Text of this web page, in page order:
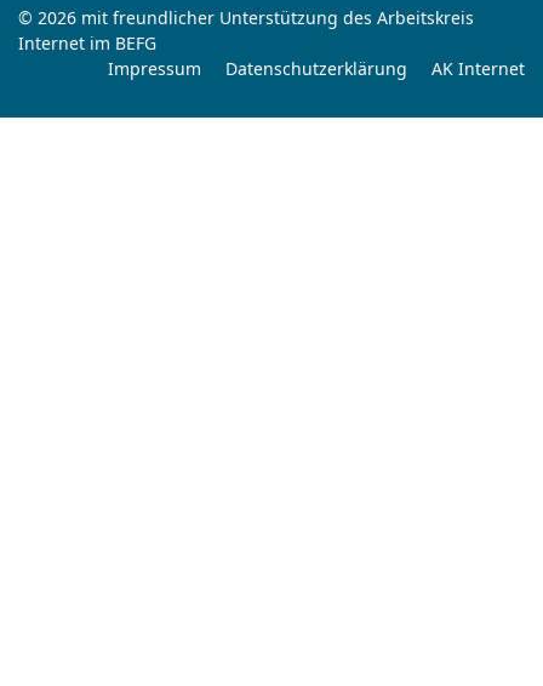
© 2026 mit freundlicher Unterstützung des Arbeitskreis
Internet im BEFG
Impressum
Datenschutzerklärung AK Internet